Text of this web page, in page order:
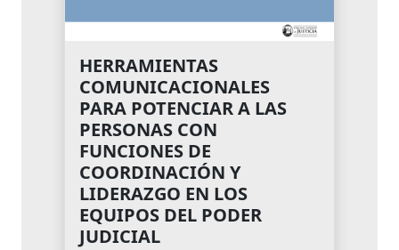
HERRAMIENTAS
COMUNICACIONALES
PARA POTENCIAR A LAS
PERSONAS CON
FUNCIONES DE
COORDINACIÓN Y
LIDERAZGO EN LOS
EQUIPOS DEL PODER
JUDICIAL